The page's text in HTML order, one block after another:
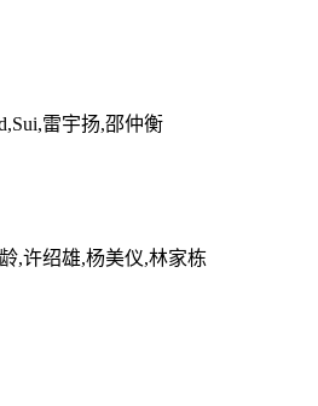
雷宇扬,邵仲衡
,许绍雄,杨美仪,林家栋